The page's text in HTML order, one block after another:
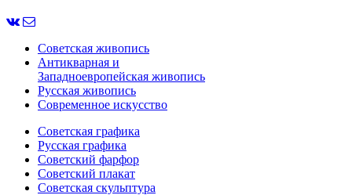
Советская живопись
Антикварная и
Западноевропейская живопись
Русская живопись
Современное искусство
Советская графика
Русская графика
Советский фарфор
Советский плакат
Советская скульптура